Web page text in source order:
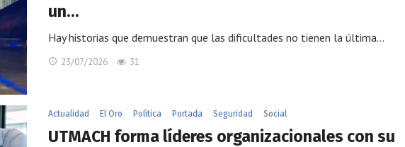
un…
Hay historias que demuestran que las dificultades no tienen la última…
23/07/2026 31
Actualidad El Oro Política Portada Seguridad Social
UTMACH forma líderes organizacionales con su